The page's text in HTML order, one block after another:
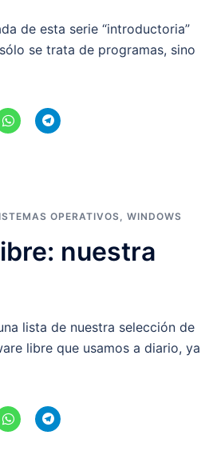
de esta serie “introductoria”
se trata de programas, sino
OPERATIVOS, WINDOWS
nuestra
lista de nuestra selección de
libre que usamos a diario, ya